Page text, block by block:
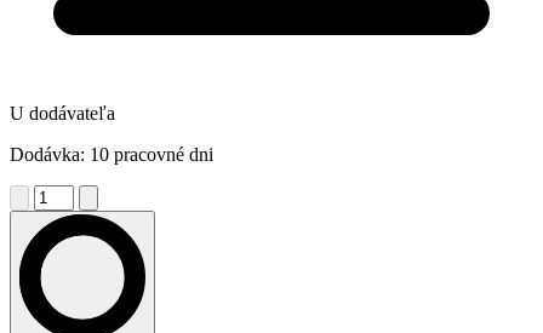
U dodávateľa
Dodávka: 10 pracovné dni